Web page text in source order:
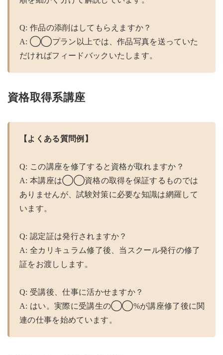
Q: 作品の添削はしてもらえますか？
A: ◯◯プラン以上では、作品写真を送っていた
だければフィードバックいたします。
資格取得系講座
【よくある質問例】
Q: この講座を修了すると資格が取れますか？
A: 本講座は◯◯資格の取得を保証するものでは
ありませんが、試験対策に必要な知識は網羅して
います。
Q: 認定証は発行されますか？
A: 全カリキュラム修了後、当スクール発行の修了
証をお渡しします。
Q: 受講後、仕事に活かせますか？
A: はい。実際に受講生の◯◯%が講座修了後に関
連の仕事を始めています。